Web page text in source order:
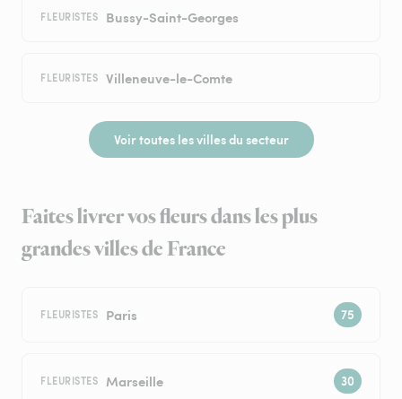
FLEURISTES Bussy-Saint-Georges
FLEURISTES Villeneuve-le-Comte
Voir toutes les villes du secteur
Faites livrer vos fleurs dans les plus
grandes villes de France
FLEURISTES Paris
FLEURISTES Marseille